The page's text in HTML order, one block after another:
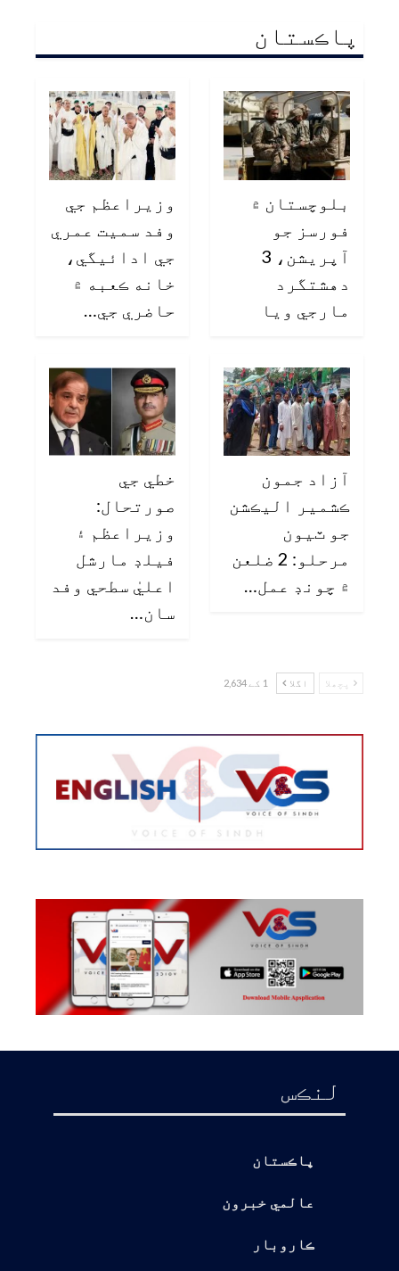
پاڪستان
بلوچستان ۾
فورسز جو
آپريشن، 3
دهشتگرد
مارجي ويا
وزيراعظم جي
وفد سميت عمري
جي ادائيگي،
خانه ڪعبه ۾
حاضري جي…
آزاد جمون
ڪشمير اليڪشن
جو ٽيون
مرحلو: 2 ضلعن
۾ چونڊ عمل…
خطي جي
صورتحال:
وزيراعظم ۽
فيلڊ مارشل
اعليٰ سطحي وفد
سان…
پچھلا اگلا 1 کے 2,634
لنڪس
پاڪستان
عالمي خبرون
ڪاروبار